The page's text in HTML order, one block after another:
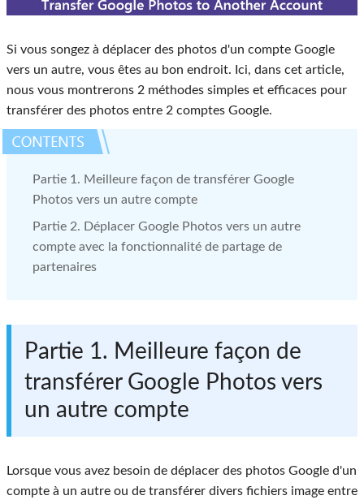
Si vous songez à déplacer des photos d'un compte Google
vers un autre, vous êtes au bon endroit. Ici, dans cet article,
nous vous montrerons 2 méthodes simples et efficaces pour
transférer des photos entre 2 comptes Google.
Partie 1. Meilleure façon de transférer Google
Photos vers un autre compte
Partie 2. Déplacer Google Photos vers un autre
compte avec la fonctionnalité de partage de
partenaires
Partie 1. Meilleure façon de
transférer Google Photos vers
un autre compte
Lorsque vous avez besoin de déplacer des photos Google d'un
compte à un autre ou de transférer divers fichiers image entre